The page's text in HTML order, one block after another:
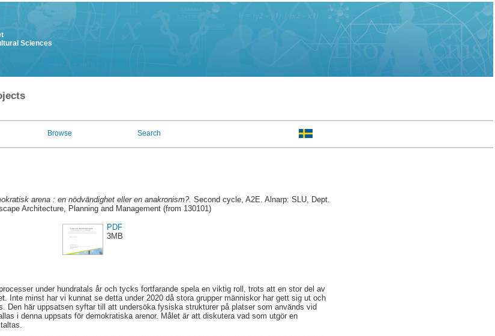
Sciences
Browse Search
arena : en nödvändighet eller en anakronism?. Second cycle, A2E. Alnarp: SLU, Dept.
Architecture, Planning and Management (from 130101)
PDF
3MB
under hundratals år och tycks fortfarande spela en viktig roll, trots att en stor del av
Inte minst har vi kunnat se detta under 2020 då stora grupper människor har gett sig ut och
Den här uppsatsen syftar till att undersöka fysiska strukturer på platser som används vid
i denna uppsats för demokratiska arenor. Målet är att diskutera vad som utgör en